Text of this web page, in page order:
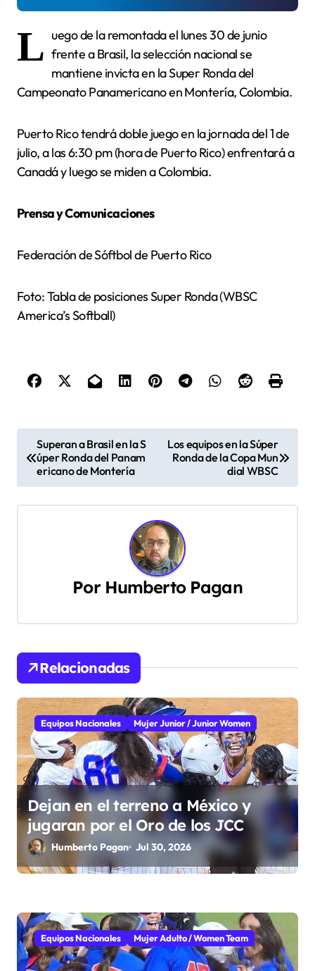
L uego de la remontada el lunes 30 de junio
frente a Brasil, la selección nacional se
mantiene invicta en la Super Ronda del
Campeonato Panamericano en Montería, Colombia.
Puerto Rico tendrá doble juego en la jornada del 1 de
julio, a las 6:30 pm (hora de Puerto Rico) enfrentará a
Canadá y luego se miden a Colombia.
Prensa y Comunicaciones
Federación de Sóftbol de Puerto Rico
Foto: Tabla de posiciones Super Ronda (WBSC
America’s Softball)
a
v
c
ó
n
d
e
e
n
r
d
a
Superan a Brasil en la S
úper Ronda del Panam
ericano de Montería
Los equipos en la Súper
Ronda de la Copa Mun
dial WBSC
Por Humberto Pagan
Relacionadas
Equipos Nacionales Mujer Junior / Junior Women
Dejan en el terreno a México y
jugaran por el Oro de los JCC
Humberto Pagan Jul 30, 2026
Equipos Nacionales Mujer Adulto / Women Team